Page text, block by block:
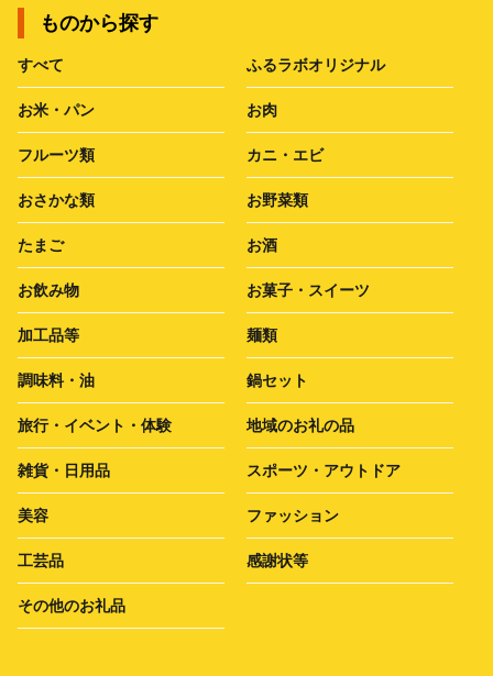
ものから探す
すべて ふるラボオリジナル
お米・パン お肉
フルーツ類 カニ・エビ
おさかな類 お野菜類
たまご お酒
お飲み物 お菓子・スイーツ
加工品等 麺類
調味料・油 鍋セット
旅行・イベント・体験 地域のお礼の品
雑貨・日用品 スポーツ・アウトドア
美容 ファッション
工芸品 感謝状等
その他のお礼品